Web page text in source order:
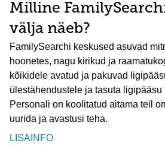
Milline
välja näeb?
FamilySearchi keskused asuvad
hoonetes, nagu kirikud ja
kõikidele avatud ja pakuvad
ülestähendustele ja tasuta ligipääsu
Personali on koolitatud aitama teil
uurida ja avastusi teha.
LISAINFO